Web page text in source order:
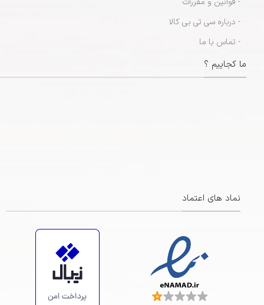
- درباره سی تی بی کالا
- تماس با ما
ما کجاییم ؟
https://maps.app.goo.gl/ZsiRScJCRFa3BBBp7
نماد های اعتماد